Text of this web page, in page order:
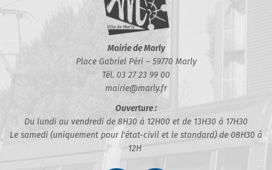
Mairie de Marly
Place Gabriel Péri – 59770 Marly
Tél. 03 27 23 99 00
mairie@marly.fr
Ouverture :
Du lundi au vendredi de 8H30 à 12H00 et de 13H30 à 17H30
Le samedi (uniquement pour l'état-civil et le standard) de 08H30 à
12H